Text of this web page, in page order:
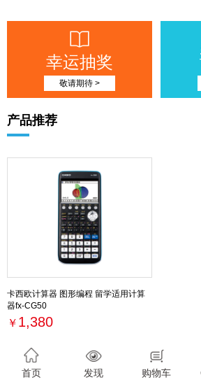
幸运抽奖
敬请期待 >
产品推荐
卡西欧计算器 图形编程 留学适用计算
器fx-CG50
￥ 1,380
最新活动
首页 发现 购物车